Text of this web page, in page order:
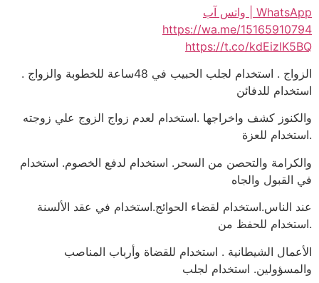
WhatsApp | واتس آب
https://wa.me/15165910794
https://t.co/kdEizlK5BQ
الزواج . استخدام لجلب الحبيب في 48ساعة للخطوبة والزواج .
استخدام للدفائن
والكنوز كشف واخراجها .استخدام لعدم زواج الزوج علي زوجته
.استخدام للعزة
والكرامة والتحصن من السحر. استخدام لدفع الخصوم. استخدام
في القبول والجاه
عند الناس.استخدام لقضاء الحوائج.استخدام في عقد الألسنة
.استخدام للحفظ من
الأعمال الشيطانية . استخدام للقضاة وأرباب المناصب
والمسؤولين. استخدام لجلب